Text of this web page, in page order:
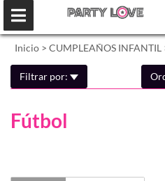
Inicio > CUMPLEAÑOS INFANTIL
Filtrar por:
Fútbol